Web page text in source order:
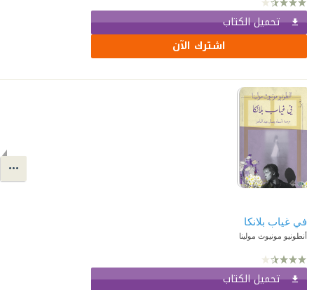
تحميل الكتاب
اشترك الآن
في غياب بلانكا
أنطونيو مونيوث مولينا
تحميل الكتاب